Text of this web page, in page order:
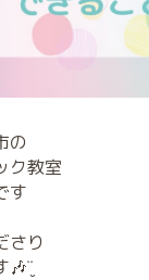
の
ク教室
す
さり
🎶¨̮